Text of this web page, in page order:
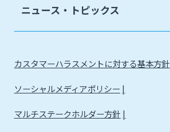
ニュース・トピックス
カスタマーハラスメントに対する基本方針
ソーシャルメディアポリシー
マルチステークホルダー方針